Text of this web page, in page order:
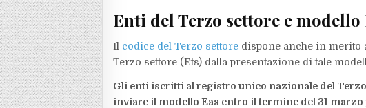
Enti del Terzo settore e modello
Il codice del Terzo settore dispone anche in merito
Terzo settore (Ets) dalla presentazione di tale
Gli enti iscritti al registro unico nazionale del
inviare il modello Eas entro il termine del 31